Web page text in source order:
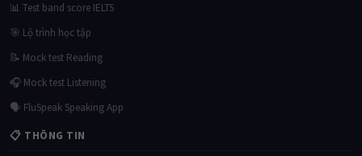
📊 Test band score IELTS
🎯 Lộ trình học tập
📝 Mock test Reading
🎧 Mock test Listening
🗣 FluSpeak Speaking App
📋 THÔNG TIN